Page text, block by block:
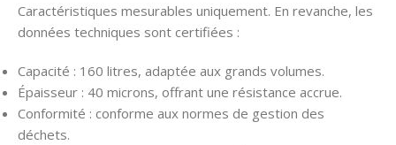
Caractéristiques mesurables uniquement. En revanche, les
données techniques sont certifiées :
Capacité : 160 litres, adaptée aux grands volumes.
Épaisseur : 40 microns, offrant une résistance accrue.
Conformité : conforme aux normes de gestion des
déchets.